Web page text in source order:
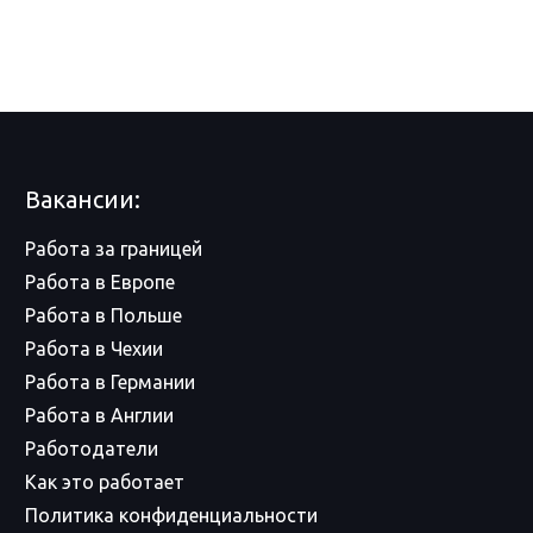
Вакансии:
Работа за границей
Работа в Европе
Работа в Польше
Работа в Чехии
Работа в Германии
Работа в Англии
Работодатели
Как это работает
Политика конфиденциальности